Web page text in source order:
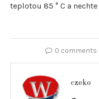
teplotou 85 ° C a
0 comments
czeko